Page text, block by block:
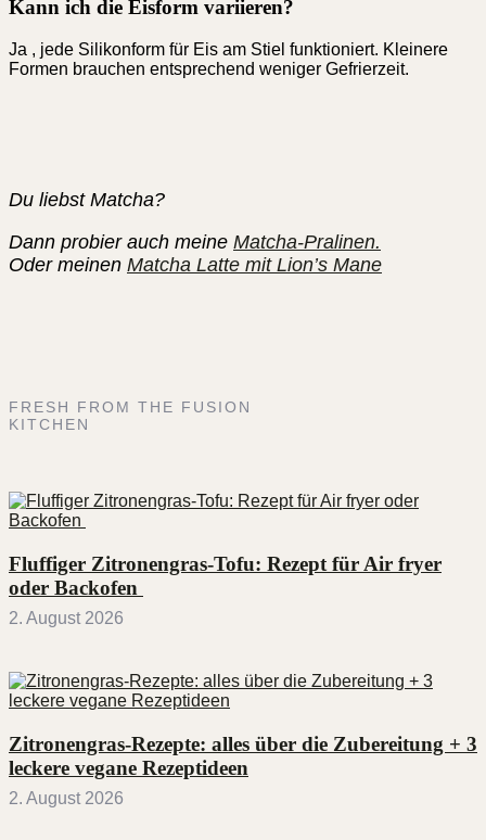
Kann ich die Eisform variieren?
Ja , jede Silikonform für Eis am Stiel funktioniert. Kleinere
Formen brauchen entsprechend weniger Gefrierzeit.
Du liebst Matcha?
Dann probier auch meine Matcha-Pralinen.
Oder meinen Matcha Latte mit Lion’s Mane
FRESH FROM THE FUSION
KITCHEN
Fluffiger Zitronengras-Tofu: Rezept für Air fryer
oder Backofen
2. August 2026
Zitronengras-Rezepte: alles über die Zubereitung + 3
leckere vegane Rezeptideen
2. August 2026